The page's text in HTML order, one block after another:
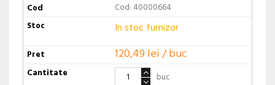
Cod: 40000664
In stoc furnizor
120,49 lei / buc
buc